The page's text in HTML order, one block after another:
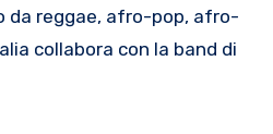
da reggae, afro-pop, afro-
collabora con la band di